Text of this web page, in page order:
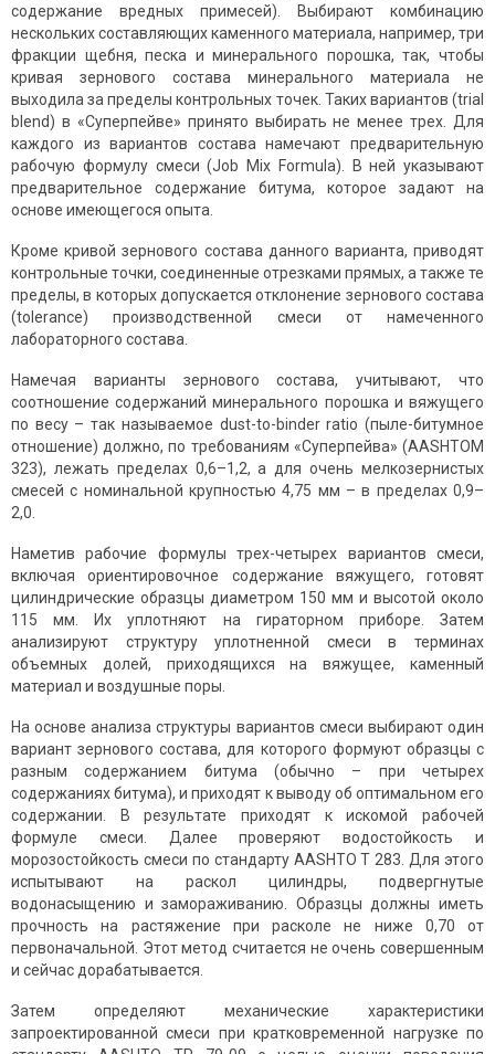
содержание вредных примесей). Выбирают комбинацию
нескольких составляющих каменного материала, например, три
фракции щебня, песка и минерального порошка, так, чтобы
кривая зернового состава минерального материала не
выходила за пределы контрольных точек. Таких вариантов (trial
blend) в «Суперпейве» принято выбирать не менее трех. Для
каждого из вариантов состава намечают предварительную
рабочую формулу смеси (Job Mix Formula). В ней указывают
предварительное содержание битума, которое задают на
основе имеющегося опыта.
Кроме кривой зернового состава данного варианта, приводят
контрольные точки, соединенные отрезками прямых, а также те
пределы, в которых допускается отклонение зернового состава
(tolerance) производственной смеси от намеченного
лабораторного состава.
Намечая варианты зернового состава, учитывают, что
соотношение содержаний минерального порошка и вяжущего
по весу – так называемое dust-to-binder ratio (пыле-битумное
отношение) должно, по требованиям «Суперпейва» (AASHTOM
323), лежать пределах 0,6–1,2, а для очень мелкозернистых
смесей с номинальной крупностью 4,75 мм – в пределах 0,9–
2,0.
Наметив рабочие формулы трех-четырех вариантов смеси,
включая ориентировочное содержание вяжущего, готовят
цилиндрические образцы диаметром 150 мм и высотой около
115 мм. Их уплотняют на гираторном приборе. Затем
анализируют структуру уплотненной смеси в терминах
объемных долей, приходящихся на вяжущее, каменный
материал и воздушные поры.
На основе анализа структуры вариантов смеси выбирают один
вариант зернового состава, для которого формуют образцы с
разным содержанием битума (обычно – при четырех
содержаниях битума), и приходят к выводу об оптимальном его
содержании. В результате приходят к искомой рабочей
формуле смеси. Далее проверяют водостойкость и
морозостойкость смеси по стандарту AASHTO T 283. Для этого
испытывают на раскол цилиндры, подвергнутые
водонасыщению и замораживанию. Образцы должны иметь
прочность на растяжение при расколе не ниже 0,70 от
первоначальной. Этот метод считается не очень совершенным
и сейчас дорабатывается.
Затем определяют механические характеристики
запроектированной смеси при кратковременной нагрузке по